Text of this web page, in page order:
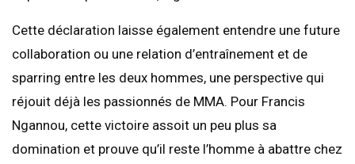
​Cette déclaration laisse également entendre une future
collaboration ou une relation d’entraînement et de
sparring entre les deux hommes, une perspective qui
réjouit déjà les passionnés de MMA. Pour Francis
Ngannou, cette victoire assoit un peu plus sa
domination et prouve qu’il reste l’homme à abattre chez